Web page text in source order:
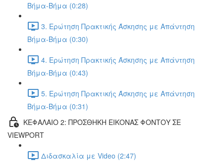
Βήμα-Βήμα (0:28)
3. Ερώτηση Πρακτικής Άσκησης με Απάντηση
Βήμα-Βήμα (0:30)
4. Ερώτηση Πρακτικής Άσκησης με Απάντηση
Βήμα-Βήμα (0:43)
5. Ερώτηση Πρακτικής Άσκησης με Απάντηση
Βήμα-Βήμα (0:31)
ΚΕΦΑΛΑΙΟ 2: ΠΡΟΣΘΗΚΗ ΕΙΚΟΝΑΣ ΦΟΝΤΟΥ ΣΕ
VIEWPORT
Διδασκαλία με Video (2:47)